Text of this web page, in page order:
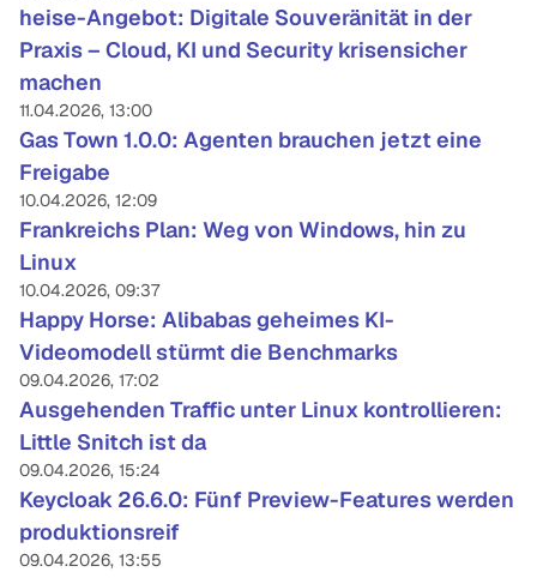
heise-Angebot: Digitale Souveränität in der
Praxis – Cloud, KI und Security krisensicher
machen
11.04.2026, 13:00
Gas Town 1.0.0: Agenten brauchen jetzt eine
Freigabe
10.04.2026, 12:09
Frankreichs Plan: Weg von Windows, hin zu
Linux
10.04.2026, 09:37
Happy Horse: Alibabas geheimes KI-
Videomodell stürmt die Benchmarks
09.04.2026, 17:02
Ausgehenden Traffic unter Linux kontrollieren:
Little Snitch ist da
09.04.2026, 15:24
Keycloak 26.6.0: Fünf Preview-Features werden
produktionsreif
09.04.2026, 13:55